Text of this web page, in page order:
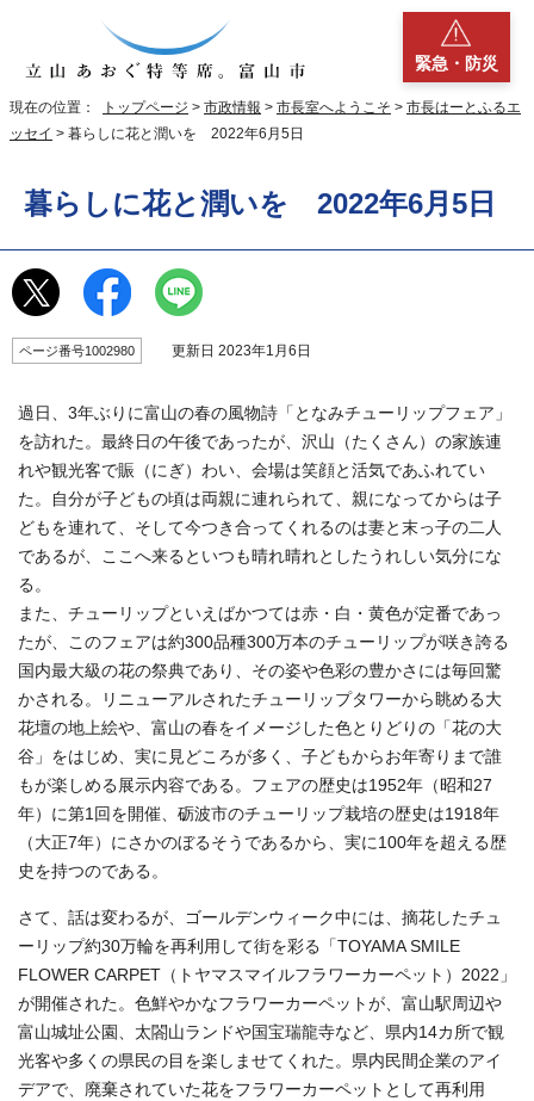
緊急・防災
現在の位置： トップページ > 市政情報 > 市長室へようこそ > 市長はーとふるエ
ッセイ > 暮らしに花と潤いを 2022年6月5日
暮らしに花と潤いを 2022年6月5日
ページ番号1002980 更新日 2023年1月6日
過日、3年ぶりに富山の春の風物詩「となみチューリップフェア」
を訪れた。最終日の午後であったが、沢山（たくさん）の家族連
れや観光客で賑（にぎ）わい、会場は笑顔と活気であふれてい
た。自分が子どもの頃は両親に連れられて、親になってからは子
どもを連れて、そして今つき合ってくれるのは妻と末っ子の二人
であるが、ここへ来るといつも晴れ晴れとしたうれしい気分にな
る。
また、チューリップといえばかつては赤・白・黄色が定番であっ
たが、このフェアは約300品種300万本のチューリップが咲き誇る
国内最大級の花の祭典であり、その姿や色彩の豊かさには毎回驚
かされる。リニューアルされたチューリップタワーから眺める大
花壇の地上絵や、富山の春をイメージした色とりどりの「花の大
谷」をはじめ、実に見どころが多く、子どもからお年寄りまで誰
もが楽しめる展示内容である。フェアの歴史は1952年（昭和27
年）に第1回を開催、砺波市のチューリップ栽培の歴史は1918年
（大正7年）にさかのぼるそうであるから、実に100年を超える歴
史を持つのである。
さて、話は変わるが、ゴールデンウィーク中には、摘花したチュ
ーリップ約30万輪を再利用して街を彩る「TOYAMA SMILE
FLOWER CARPET（トヤマスマイルフラワーカーペット）2022」
が開催された。色鮮やかなフラワーカーペットが、富山駅周辺や
富山城址公園、太閤山ランドや国宝瑞龍寺など、県内14カ所で観
光客や多くの県民の目を楽しませてくれた。県内民間企業のアイ
デアで、廃棄されていた花をフラワーカーペットとして再利用